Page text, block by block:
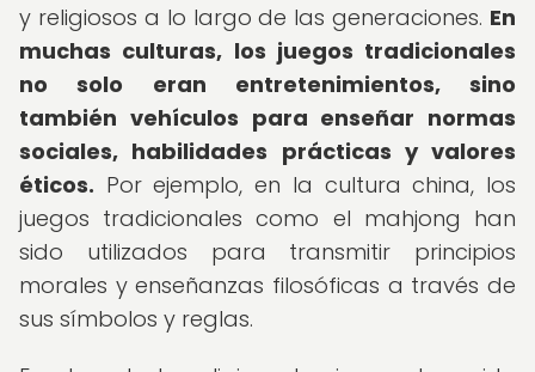
y religiosos a lo largo de las generaciones. En
muchas culturas, los juegos tradicionales
no solo eran entretenimientos, sino
también vehículos para enseñar normas
sociales, habilidades prácticas y valores
éticos. Por ejemplo, en la cultura china, los
juegos tradicionales como el mahjong han
sido utilizados para transmitir principios
morales y enseñanzas filosóficas a través de
sus símbolos y reglas.